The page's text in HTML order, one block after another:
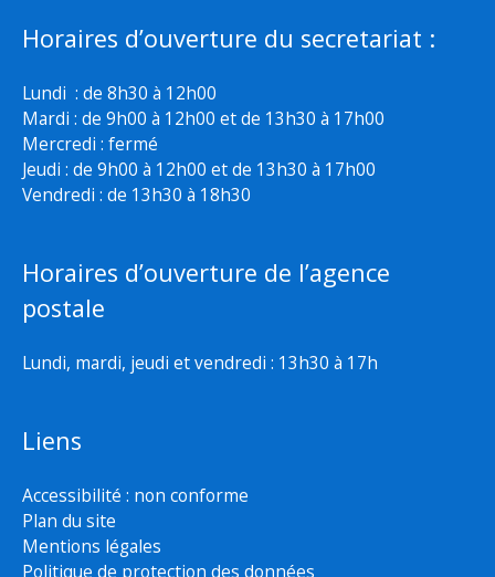
Horaires d’ouverture du secretariat :
Lundi : de 8h30 à 12h00
Mardi : de 9h00 à 12h00 et de 13h30 à 17h00
Mercredi : fermé
Jeudi : de 9h00 à 12h00 et de 13h30 à 17h00
Vendredi : de 13h30 à 18h30
Horaires d’ouverture de l’agence
postale
Lundi, mardi, jeudi et vendredi : 13h30 à 17h
Liens
Accessibilité : non conforme
Plan du site
Mentions légales
Politique de protection des données